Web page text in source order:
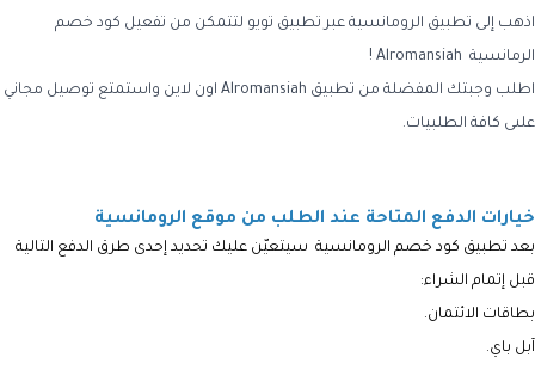
اذهب إلى تطبيق الرومانسية عبر تطبيق تويو لتتمكن من تفعيل كود خصم
الرمانسية Alromansiah !
اطلب وجبتك المفضلة من تطبيق Alromansiah اون لاين واستمتع توصيل مجاني
علىى كافة الطلبيات.
خيارات الدفع المتاحة عند الطلب من موقع الرومانسية
بعد تطبيق كود خصم الرومانسية سيتعيّن عليك تحديد إحدى طرق الدفع التالية
قبل إتمام الشراء:
بطاقات الائتمان.
آبل باي.